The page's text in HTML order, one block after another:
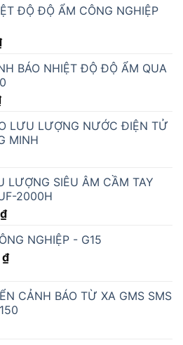
ĐỘ ĐỘ ẨM CÔNG NGHIỆP
BÁO NHIỆT ĐỘ ĐỘ ẨM QUA
LƯU LƯỢNG NƯỚC ĐIỆN TỬ
MINH
LƯỢNG SIÊU ÂM CẦM TAY
2000H
₫
NGHIỆP - G15
₫
CẢNH BÁO TỪ XA GMS SMS